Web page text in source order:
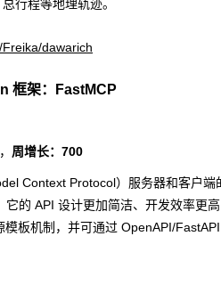
行程等地理轨迹。
dawarich
框架：FastMCP
， 周增长：700
Context Protocol）服务器和客户
它的 API 设计更加简洁、开发效率更
模板机制，并可通过 OpenAPI/